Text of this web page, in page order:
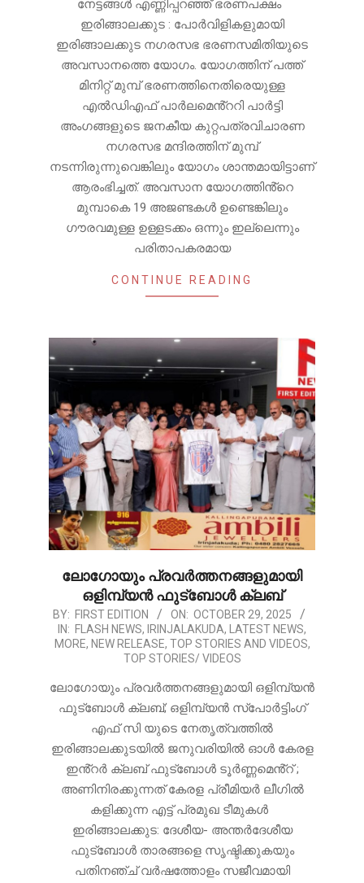
നേട്ടങ്ങൾ എണ്ണിപ്പറഞ്ഞ് ഭരണപക്ഷം
ഇരിങ്ങാലക്കുട : പോർവിളികളുമായി
ഇരിങ്ങാലക്കുട നഗരസഭ ഭരണസമിതിയുടെ
അവസാനത്തെ യോഗം. യോഗത്തിന് പത്ത്
മിനിറ്റ് മുമ്പ് ഭരണത്തിനെതിരെയുള്ള
എൽഡിഎഫ് പാർലമെൻ്ററി പാർട്ടി
അംഗങ്ങളുടെ ജനകീയ കുറ്റപത്രവിചാരണ
നഗരസഭ മന്ദിരത്തിന് മുമ്പ്
നടന്നിരുന്നുവെങ്കിലും യോഗം ശാന്തമായിട്ടാണ്
ആരംഭിച്ചത്. അവസാന യോഗത്തിൻ്റെ
മുമ്പാകെ 19 അജണ്ടകൾ ഉണ്ടെങ്കിലും
ഗൗരവമുള്ള ഉള്ളടക്കം ഒന്നും ഇല്ലെന്നും
പരിതാപകരമായ
CONTINUE READING
ലോഗോയും പ്രവർത്തനങ്ങളുമായി
ഒളിമ്പ്യൻ ഫുട്ബോൾ ക്ലബ്
2025-
10-
BY: FIRST EDITION ON: OCTOBER 29, 2025
IN: FLASH NEWS, IRINJALAKUDA, LATEST NEWS,
MORE, NEW RELEASE, TOP STORIES AND VIDEOS,
TOP STORIES/ VIDEOS
ലോഗോയും പ്രവർത്തനങ്ങളുമായി ഒളിമ്പ്യൻ
ഫുട്ബോൾ ക്ലബ്; ഒളിമ്പ്യൻ സ്പോർട്ടിംഗ്
എഫ് സി യുടെ നേതൃത്വത്തിൽ
ഇരിങ്ങാലക്കുടയിൽ ജനുവരിയിൽ ഓൾ കേരള
ഇൻ്റർ ക്ലബ് ഫുട്ബോൾ ടൂർണ്ണമെൻ്റ് ;
അണിനിരക്കുന്നത് കേരള പ്രീമിയർ ലീഗിൽ
കളിക്കുന്ന എട്ട് പ്രമുഖ ടീമുകൾ
ഇരിങ്ങാലക്കുട: ദേശീയ- അന്തർദേശീയ
ഫുട്ബോൾ താരങ്ങളെ സൃഷ്ടിക്കുകയും
പതിനഞ്ച് വർഷത്തോളം സജീവമായി